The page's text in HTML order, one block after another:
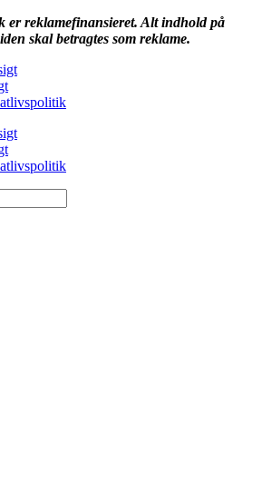
er reklamefinansieret. Alt indhold på
skal betragtes som reklame.